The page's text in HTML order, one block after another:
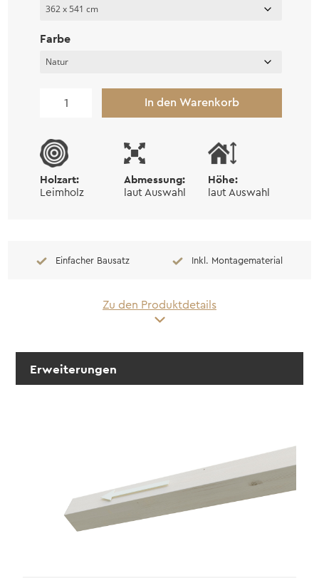
Farbe
Menge
In den Warenkorb
Holzart:
Leimholz
Abmessung:
laut Auswahl
Höhe:
laut Auswahl
Einfacher Bausatz Inkl. Montagematerial
Zu den Produktdetails
Erweiterungen